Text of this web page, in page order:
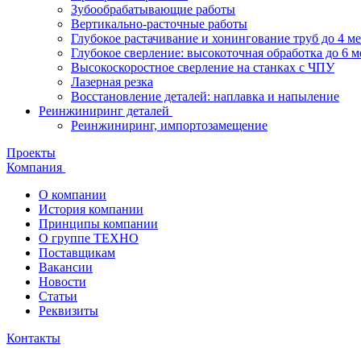
Зубообрабатывающие работы
Вертикально-расточные работы
Глубокое растачивание и хонингование труб до 4
Глубокое сверление: высокоточная обработка до 6
Высокоскоростное сверление на станках с ЧПУ
Лазерная резка
Восстановление деталей: наплавка и напыление
Реинжиниринг деталей
Реинжиниринг, импортозамещение
Проекты
Компания
О компании
История компании
Принципы компании
О группе ТЕХНО
Поставщикам
Вакансии
Новости
Статьи
Реквизиты
Контакты